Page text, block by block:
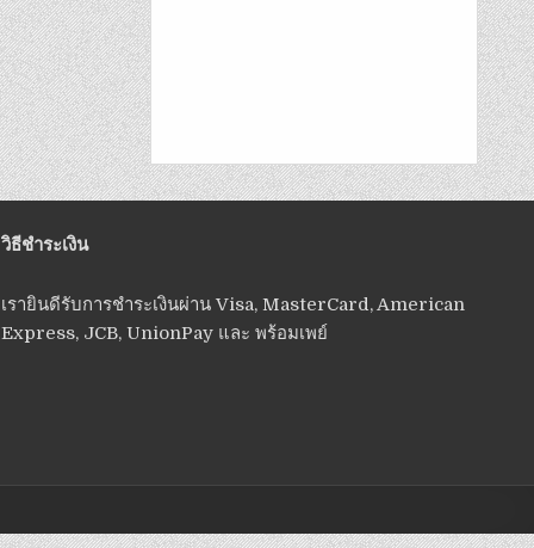
วิธีชำระเงิน
เรายินดีรับการชำระเงินผ่าน Visa, MasterCard, American
Express, JCB, UnionPay และ พร้อมเพย์